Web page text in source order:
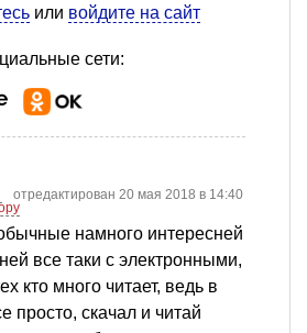
или войдите на сайт
сети:
отредактирован 20 мая 2018 в 14:40
намного интересней
все таки с электронными,
кто много читает, ведь в
просто, скачал и читай